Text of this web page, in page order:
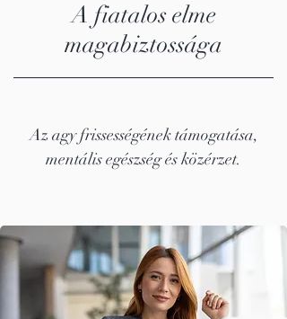
A fiatalos elme
magabiztossága
Az agy frissességének támogatása,
mentális egészség és közérzet.